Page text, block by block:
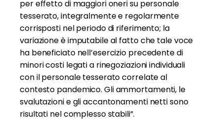
per effetto di maggiori oneri su personale
tesserato, integralmente e regolarmente
corrisposti nel periodo di riferimento; la
variazione è imputabile al fatto che tale voce
ha beneficiato nell’esercizio precedente di
minori costi legati a rinegoziazioni individuali
con il personale tesserato correlate al
contesto pandemico. Gli ammortamenti, le
svalutazioni e gli accantonamenti netti sono
risultati nel complesso stabili”.